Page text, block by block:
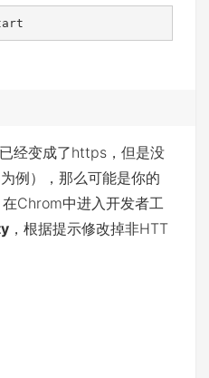
经变成了https，但是没
例），那么可能是你的
Chrom中进入开发者工
，根据提示修改掉非HTT